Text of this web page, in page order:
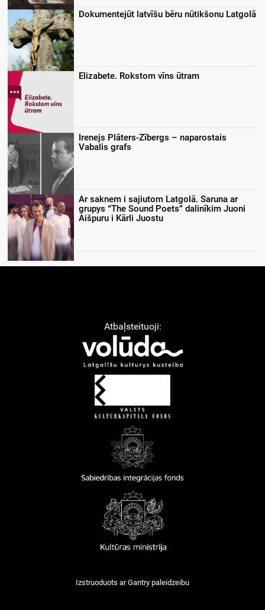
Dokumentejūt latvīšu bēru nūtikšonu Latgolā
Elizabete. Rokstom vīns ūtram
Irenejs Plāters-Zībergs – naparostais
Vabalis grafs
Ar saknem i sajiutom Latgolā. Saruna ar
grupys “The Sound Poets” dalinīkim Juoni
Aišpuru i Kārli Juostu
Atbaļsteituoji:
Izstruoduots arGantry paleidzeibu